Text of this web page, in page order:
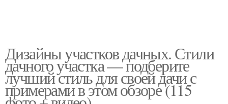
Дизайны участков дачных. Стили
дачного участка — подберите
лучший стиль для своей дачи с
примерами в этом обзоре (115